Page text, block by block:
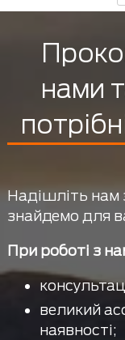
нами
Надішліть нам
знайдемо для
При роботі з
великий
наявності;